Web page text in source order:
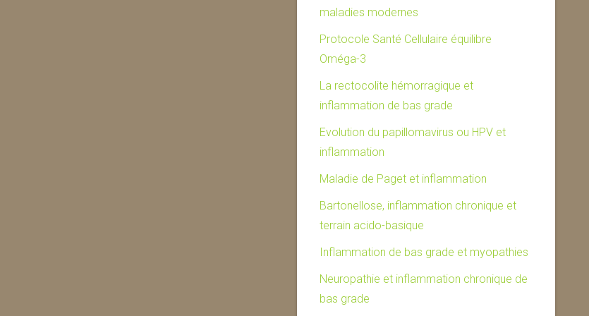
maladies modernes
Protocole Santé Cellulaire équilibre
Oméga-3
La rectocolite hémorragique et
inflammation de bas grade
Evolution du papillomavirus ou HPV et
inflammation
Maladie de Paget et inflammation
Bartonellose, inflammation chronique et
terrain acido-basique
Inflammation de bas grade et myopathies
Neuropathie et inflammation chronique de
bas grade